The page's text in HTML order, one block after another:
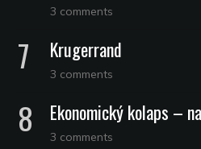
3 comments
Krugerrand
3 comments
Ekonomický kolaps –
3 comments